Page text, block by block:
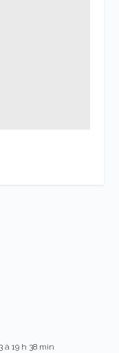
à 19 h 38 min